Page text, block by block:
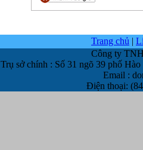
Trang chủ |
Công ty
Trụ sở chính : Số 31 ngõ 39 phố
Email :
Điện thoại: